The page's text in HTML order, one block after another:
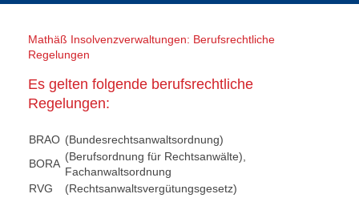
Mathäß Insolvenzverwaltungen: Berufsrechtliche
Regelungen
Es gelten folgende berufsrechtliche
Regelungen:
BRAO (Bundesrechtsanwaltsordnung)
BORA
(Berufsordnung für Rechtsanwälte),
Fachanwaltsordnung
RVG
(Rechtsanwaltsvergütungsgesetz)